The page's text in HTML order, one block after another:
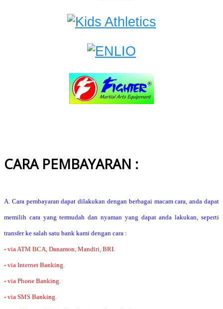
CARA PEMBAYARAN :
A. Cara pembayaran dapat dilakukan dengan berbagai macam cara, anda dapat
memilih cara yang termudah dan nyaman yang dapat anda lakukan, seperti
transfer ke salah satu bank kami dengan cara :
- via ATM BCA, Danamon, Mandiri, BRI.
- via Internet Banking.
- via Phone Banking.
- via SMS Banking.